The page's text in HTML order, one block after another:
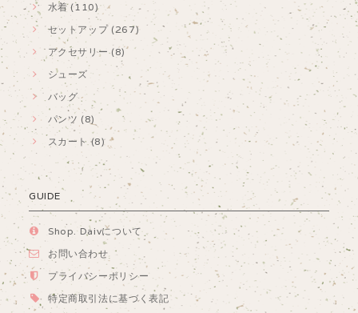
水着 (110)
セットアップ (267)
アクセサリー (8)
シューズ
バッグ
パンツ (8)
スカート (8)
GUIDE
Shop. Daivについて
お問い合わせ
プライバシーポリシー
特定商取引法に基づく表記